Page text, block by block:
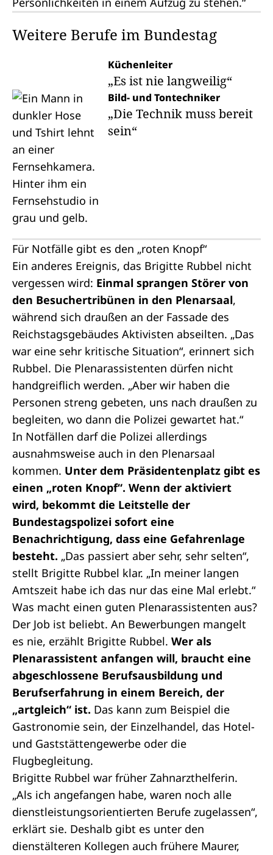
Weitere Berufe im Bundestag
Küchenleiter
„Es ist nie langweilig“
Bild- und Tontechniker
„Die Technik muss bereit
sein“
Für Notfälle gibt es den „roten Knopf“
Ein anderes Ereignis, das Brigitte Rubbel nicht
vergessen wird: Einmal sprangen Störer von
den Besuchertribünen in den Plenarsaal,
während sich draußen an der Fassade des
Reichstagsgebäudes Aktivisten abseilten. „Das
war eine sehr kritische Situation“, erinnert sich
Rubbel. Die Plenarassistenten dürfen nicht
handgreiflich werden. „Aber wir haben die
Personen streng gebeten, uns nach draußen zu
begleiten, wo dann die Polizei gewartet hat.“
In Notfällen darf die Polizei allerdings
ausnahmsweise auch in den Plenarsaal
kommen. Unter dem Präsidentenplatz gibt es
einen „roten Knopf“. Wenn der aktiviert
wird, bekommt die Leitstelle der
Bundestagspolizei sofort eine
Benachrichtigung, dass eine Gefahrenlage
besteht. „Das passiert aber sehr, sehr selten“,
stellt Brigitte Rubbel klar. „In meiner langen
Amtszeit habe ich das nur das eine Mal erlebt.“
Was macht einen guten Plenarassistenten aus?
Der Job ist beliebt. An Bewerbungen mangelt
es nie, erzählt Brigitte Rubbel. Wer als
Plenarassistent anfangen will, braucht eine
abgeschlossene Berufsausbildung und
Berufserfahrung in einem Bereich, der
„artgleich“ ist. Das kann zum Beispiel die
Gastronomie sein, der Einzelhandel, das Hotel-
und Gaststättengewerbe oder die
Flugbegleitung.
Brigitte Rubbel war früher Zahnarzthelferin.
„Als ich angefangen habe, waren noch alle
dienstleistungsorientierten Berufe zugelassen“,
erklärt sie. Deshalb gibt es unter den
dienstälteren Kollegen auch frühere Maurer,